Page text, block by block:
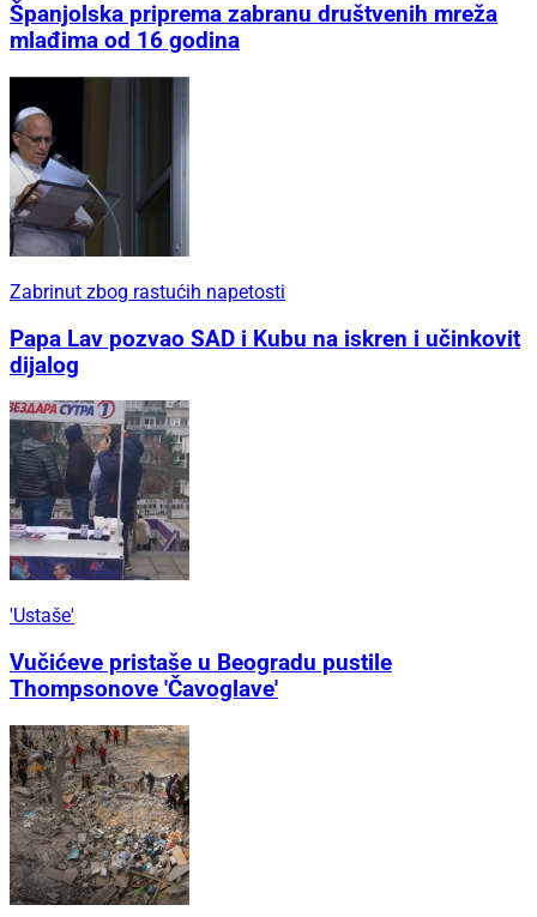
Španjolska priprema zabranu društvenih mreža
mlađima od 16 godina
Zabrinut zbog rastućih napetosti
Papa Lav pozvao SAD i Kubu na iskren i učinkovit
dijalog
'Ustaše'
Vučićeve pristaše u Beogradu pustile
Thompsonove 'Čavoglave'